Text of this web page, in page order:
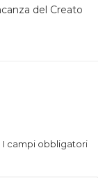
del Creato
I campi obbligatori